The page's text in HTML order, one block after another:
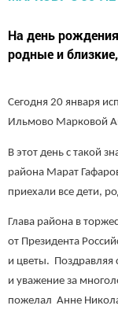
На день
родные и
Сегодня 20 января
Ильмово Марковой
В этот день с такой
района Марат
приехали все дети,
Глава района в
от Президента
и цветы. Поздравляя
и уважение за
пожелал Анне